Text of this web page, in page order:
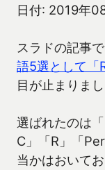
日付: 2019年
スラドの記事で
語5選として「
目が止まりまし
選ばれたのは
C」「R」「
当かはおいて